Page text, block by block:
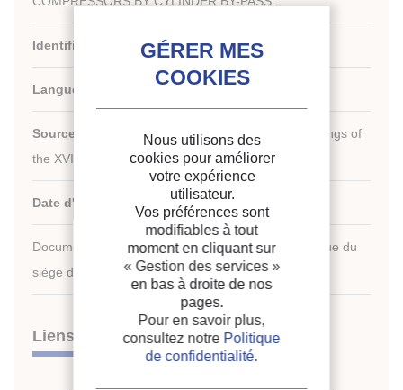
Identifiant de la fiche :1986-0549
Langues :
Source :
[Refrigeration serving humanity]. Proceedings of
the XVI
international Congress of Refrigeration.
Date d'édition : 07/08/1983
Document disponible en consultation à la bibliothèque du
siège de l'IIF uniquement.
Liens
Nous utilisons des
cookies pour améliorer
votre expérience
utilisateur.
Vos préférences sont
modifiables à tout
moment en cliquant sur
« Gestion des services »
en bas à droite de nos
pages.
Pour en savoir plus,
consultez notre Politique
de confidentialité.